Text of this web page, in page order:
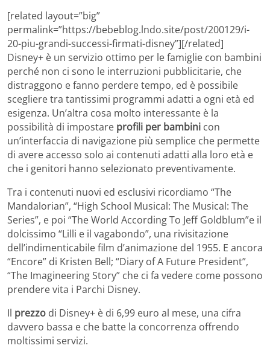
[related layout=”big”
permalink=”https://bebeblog.lndo.site/post/200129/i-
20-piu-grandi-successi-firmati-disney”][/related]
Disney+ è un servizio ottimo per le famiglie con bambini
perché non ci sono le interruzioni pubblicitarie, che
distraggono e fanno perdere tempo, ed è possibile
scegliere tra tantissimi programmi adatti a ogni età ed
esigenza. Un’altra cosa molto interessante è la
possibilità di impostare profili per bambini con
un’interfaccia di navigazione più semplice che permette
di avere accesso solo ai contenuti adatti alla loro età e
che i genitori hanno selezionato preventivamente.
Tra i contenuti nuovi ed esclusivi ricordiamo “The
Mandalorian”, “High School Musical: The Musical: The
Series”, e poi “The World According To Jeff Goldblum”e il
dolcissimo “Lilli e il vagabondo”, una rivisitazione
dell’indimenticabile film d’animazione del 1955. E ancora
“Encore” di Kristen Bell; “Diary of A Future President”,
“The Imagineering Story” che ci fa vedere come possono
prendere vita i Parchi Disney.
Il prezzo di Disney+ è di 6,99 euro al mese, una cifra
davvero bassa e che batte la concorrenza offrendo
moltissimi servizi.